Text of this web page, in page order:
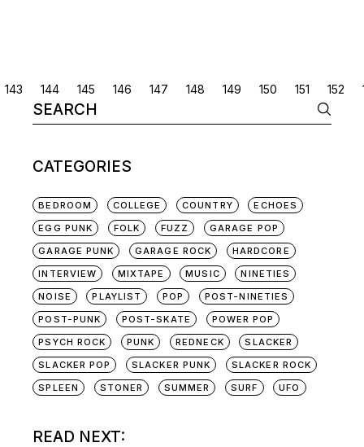
POSTS
NAVIGATION
143 144 145 146 147 148 149 150 151 152
Search
for:
CATEGORIES
BEDROOM COLLEGE COUNTRY
ECHOES
EGG PUNK
FOLK FUZZ
GARAGE POP
GARAGE PUNK
GARAGE ROCK
HARDCORE
INTERVIEW
MIXTAPE MUSIC
NINETIES
NOISE
PLAYLIST POP
POST-NINETIES
POST-PUNK
POST-SKATE
POWER POP
PSYCH ROCK
PUNK REDNECK
SLACKER
SLACKER POP
SLACKER PUNK
SLACKER ROCK
SPLEEN
STONER SUMMER SURF UFO
READ NEXT: